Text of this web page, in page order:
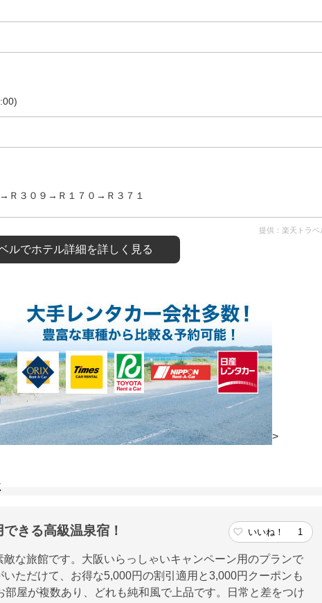
３０９→Ｒ１７０→Ｒ３７１
提供：楽天トラベ
ルでホテル詳細を詳しく見る
>
きる高級温泉宿！ いいね！ 1
な旅館です。大阪いらっしゃいキャンペーン用のプランで
ただけて、お得な5,000円の割引適用と3,000円クーポンも
屋が複数あり、どれも純和風で上品です。日常と差をつけ